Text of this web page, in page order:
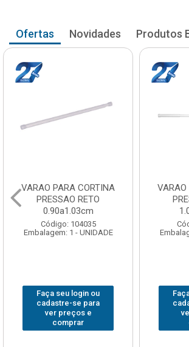
Ofertas Novidades Produtos
VARAO PARA CORTINA
PRESSAO RETO
0.90a1.03cm
Código: 104035
Embalagem: 1 - UNIDADE
Faça seu login ou
cadastre-se para
ver preços e
comprar
VARAO